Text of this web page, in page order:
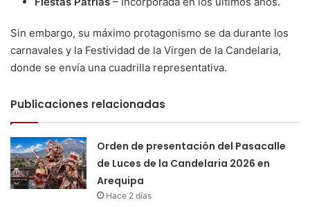
Sin embargo, su máximo protagonismo se da durante los
carnavales y la Festividad de la Virgen de la Candelaria,
donde se envía una cuadrilla representativa.
Publicaciones relacionadas
Orden de presentación del Pasacalle
de Luces de la Candelaria 2026 en
Arequipa
Hace 2 días